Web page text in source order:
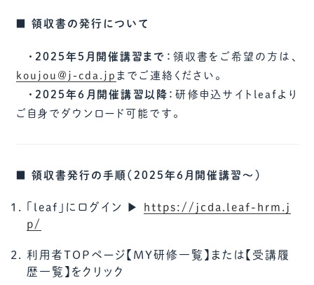
■ 領収書の発行について
・2025年5月開催講習まで： 領収書をご希望の方は、
koujou@j-cda.jp までご連絡ください。
・2025年6月開催講習以降：研修申込サイトleafより
ご自身でダウンロード可能です。
■ 領収書発行の手順（2025年6月開催講習～）
「leaf」にログイン ▶
https://jcda.leaf-hrm.j
p/
利用者TOPページ【MY研修一覧】または【受講履
歴一覧】をクリック